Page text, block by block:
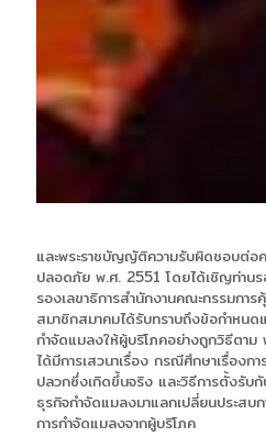
และพระราชบัญญัติความรับผิดชอบต่อ
ปลอดภัย พ.ศ. 2551 โดยได้เชิญท่า
รองเลขาธิการสำนักงานคณะกรรมกา
สมาชิกสมาคมได้รับทราบถึงข้อกำหนด
กำจัดแมลงให้ผู้บริโภคอย่างถูกวิธีตาม
ได้มีการเสวนาเรื่อง กรณีศึกษาเรื่องก
ปลวกซึ่งเกิดขึ้นจริง และวิธีการตั้งรับ
ธุรกิจกำจัดแมลงมาแลกเปลี่ยนประส
การกำจัดแมลงจากผู้บริโภค